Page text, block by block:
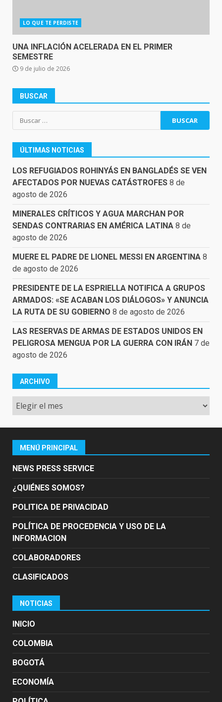
LO QUE TE PERDISTE
UNA INFLACIÓN ACELERADA EN EL PRIMER
SEMESTRE
9 de julio de 2026
BUSCAR
Buscar:
ÚLTIMAS NOTICIAS
LOS REFUGIADOS ROHINYÁS EN BANGLADÉS SE VEN
AFECTADOS POR NUEVAS CATÁSTROFES 8 de
agosto de 2026
MINERALES CRÍTICOS Y AGUA MARCHAN POR
SENDAS CONTRARIAS EN AMÉRICA LATINA 8 de
agosto de 2026
MUERE EL PADRE DE LIONEL MESSI EN ARGENTINA 8
de agosto de 2026
PRESIDENTE DE LA ESPRIELLA NOTIFICA A GRUPOS
ARMADOS: «SE ACABAN LOS DIÁLOGOS» Y ANUNCIA
LA RUTA DE SU GOBIERNO 8 de agosto de 2026
LAS RESERVAS DE ARMAS DE ESTADOS UNIDOS EN
PELIGROSA MENGUA POR LA GUERRA CON IRÁN 7 de
agosto de 2026
ARCHIVO
Archivo
MENÚ PRINCIPAL
NEWS PRESS SERVICE
¿QUIÉNES SOMOS?
POLITICA DE PRIVACIDAD
POLÍTICA DE PROCEDENCIA Y USO DE LA
INFORMACION
COLABORADORES
CLASIFICADOS
NOTICIAS
INICIO
COLOMBIA
BOGOTÁ
ECONOMÍA